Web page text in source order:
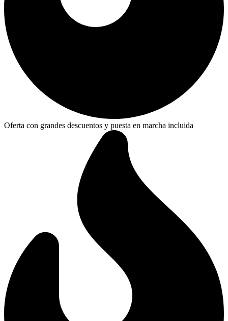
Oferta con grandes descuentos y puesta en marcha incluida